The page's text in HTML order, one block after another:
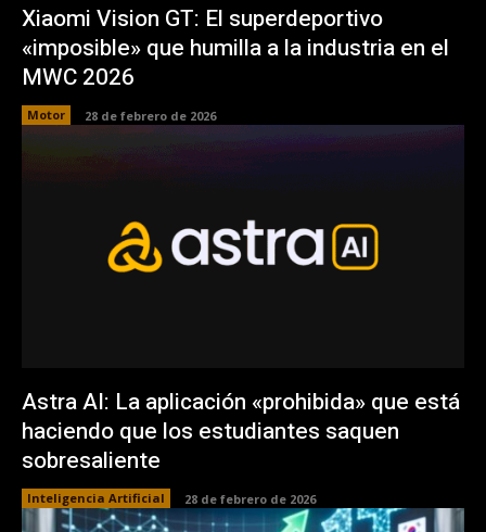
Xiaomi Vision GT: El superdeportivo
«imposible» que humilla a la industria en el
MWC 2026
Motor 28 de febrero de 2026
Astra AI: La aplicación «prohibida» que está
haciendo que los estudiantes saquen
sobresaliente
Inteligencia Artificial 28 de febrero de 2026